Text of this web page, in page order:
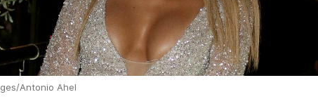
Antonio Ahel